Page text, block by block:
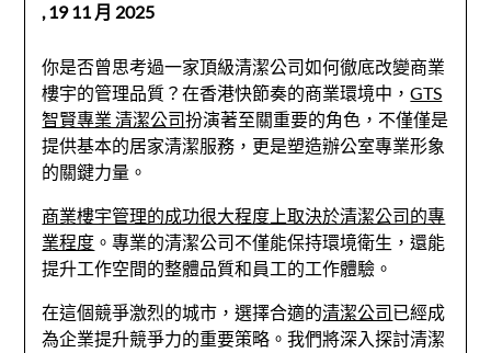
,19 11 月 2025
你是否曾思考過一家頂級清潔公司如何徹底改變商業
樓宇的管理品質？在香港快節奏的商業環境中，GTS
智賢專業 清潔公司扮演著至關重要的角色，不僅僅是
提供基本的居家清潔服務，更是塑造辦公室專業形象
的關鍵力量。
商業樓宇管理的成功很大程度上取決於清潔公司的專
業程度 。專業的清潔公司不僅能保持環境衛生，還能
提升工作空間的整體品質和員工的工作體驗。
在這個競爭激烈的城市，選擇合適的清潔公司 已經成
為企業提升競爭力的重要策略。我們將深入探討清潔